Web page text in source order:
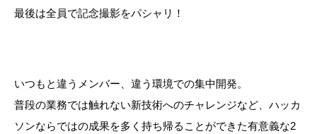
最後は全員で記念撮影をパシャリ！
いつもと違うメンバー、違う環境での集中開発。
普段の業務では触れない新技術へのチャレンジなど、ハッカ
ソンならではの成果を多く持ち帰ることができた有意義な2